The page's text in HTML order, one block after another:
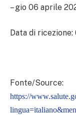
– gio 06 aprile
Data di
Fonte/Source:
https://